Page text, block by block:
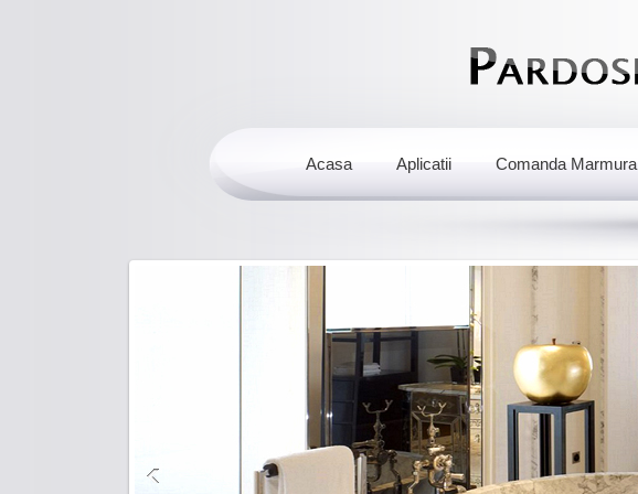
Acasa Aplicatii Comanda Marmura